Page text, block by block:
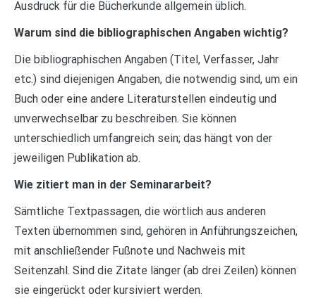
Ausdruck für die Bücherkunde allgemein üblich.
Warum sind die bibliographischen Angaben wichtig?
Die bibliographischen Angaben (Titel, Verfasser, Jahr
etc.) sind diejenigen Angaben, die notwendig sind, um ein
Buch oder eine andere Literaturstellen eindeutig und
unverwechselbar zu beschreiben. Sie können
unterschiedlich umfangreich sein; das hängt von der
jeweiligen Publikation ab.
Wie zitiert man in der Seminararbeit?
Sämtliche Textpassagen, die wörtlich aus anderen
Texten übernommen sind, gehören in Anführungszeichen,
mit anschließender Fußnote und Nachweis mit
Seitenzahl. Sind die Zitate länger (ab drei Zeilen) können
sie eingerückt oder kursiviert werden.